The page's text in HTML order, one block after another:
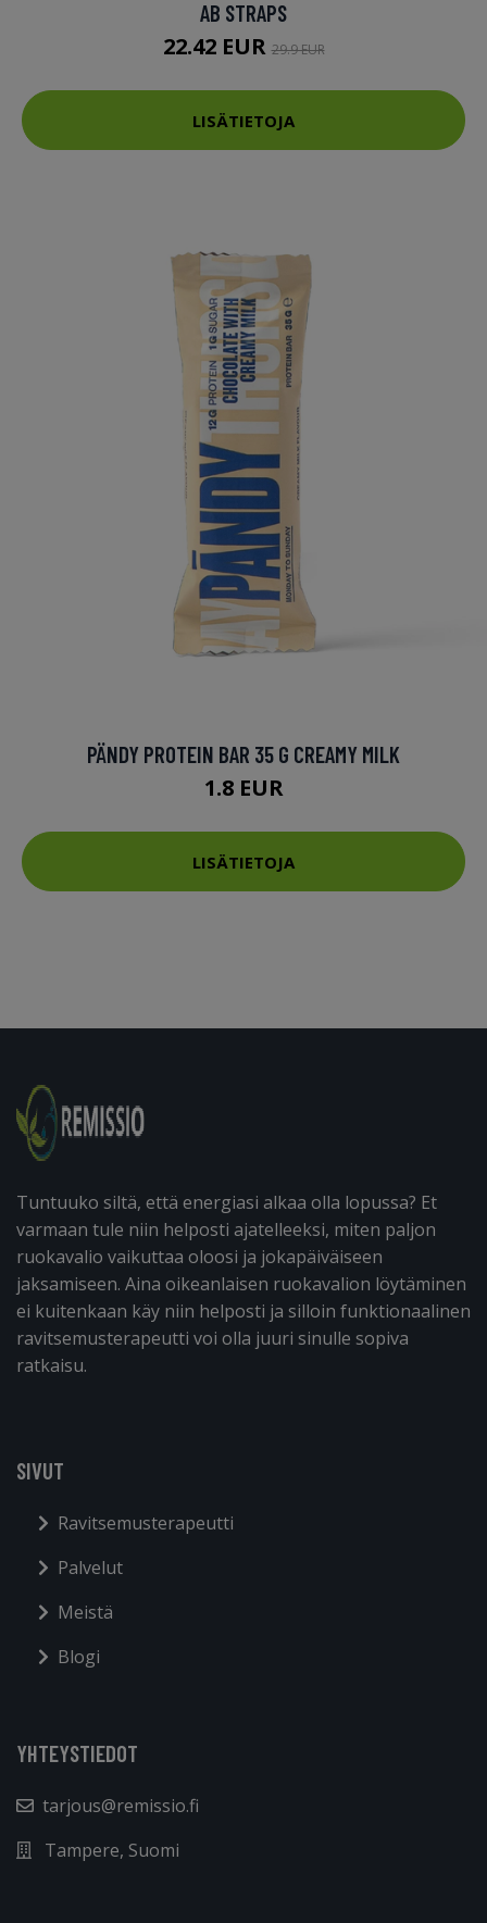
AB STRAPS
22.42 EUR29.9 EUR
LISÄTIETOJA
PÄNDY PROTEIN BAR 35 G CREAMY MILK
1.8 EUR
LISÄTIETOJA
Tuntuuko siltä, että energiasi alkaa olla lopussa? Et
varmaan tule niin helposti ajatelleeksi, miten paljon
ruokavalio vaikuttaa oloosi ja jokapäiväiseen
jaksamiseen. Aina oikeanlaisen ruokavalion löytäminen
ei kuitenkaan käy niin helposti ja silloin funktionaalinen
ravitsemusterapeutti voi olla juuri sinulle sopiva
ratkaisu.
SIVUT
Ravitsemusterapeutti
Palvelut
Meistä
Blogi
YHTEYSTIEDOT
tarjous@remissio.fi
Tampere, Suomi